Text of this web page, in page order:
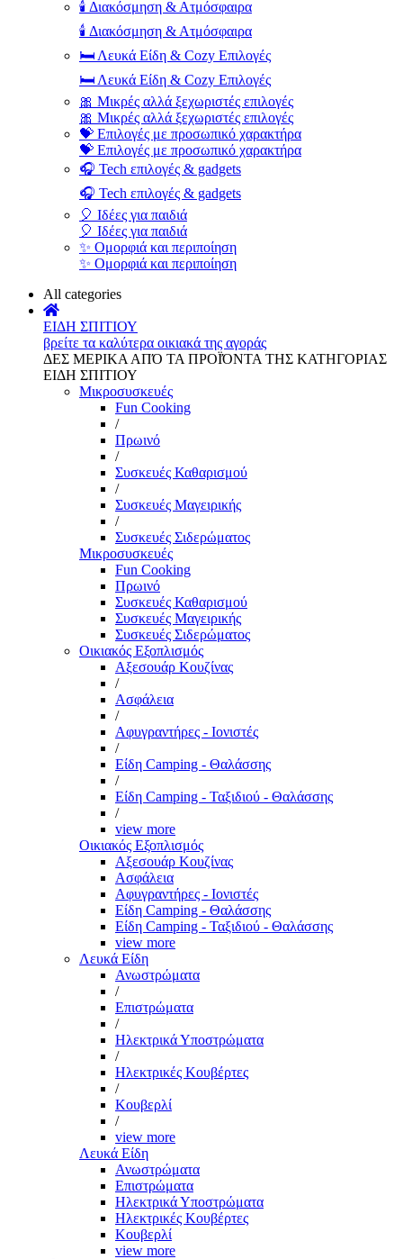
🕯️ Διακόσμηση & Ατμόσφαιρα
🕯️ Διακόσμηση & Ατμόσφαιρα
🛏️ Λευκά Είδη & Cozy Επιλογές
🛏️ Λευκά Είδη & Cozy Επιλογές
🎀 Μικρές αλλά ξεχωριστές επιλογές
🎀 Μικρές αλλά ξεχωριστές επιλογές
💝 Επιλογές με προσωπικό χαρακτήρα
💝 Επιλογές με προσωπικό χαρακτήρα
🎧 Tech επιλογές & gadgets
🎧 Tech επιλογές & gadgets
🎈 Ιδέες για παιδιά
🎈 Ιδέες για παιδιά
✨ Ομορφιά και περιποίηση
✨ Ομορφιά και περιποίηση
All categories
ΕΙΔΗ ΣΠΙΤΙΟΥ
βρείτε τα καλύτερα οικιακά της αγοράς
ΔΕΣ ΜΕΡΙΚΑ ΑΠΌ ΤΑ ΠΡΟΪΌΝΤΑ ΤΗΣ ΚΑΤΗΓΟΡΙΑΣ
ΕΙΔΗ ΣΠΙΤΙΟΥ
Μικροσυσκευές
Fun Cooking
/
Πρωινό
/
Συσκευές Καθαρισμού
/
Συσκευές Μαγειρικής
/
Συσκευές Σιδερώματος
Μικροσυσκευές
Fun Cooking
Πρωινό
Συσκευές Καθαρισμού
Συσκευές Μαγειρικής
Συσκευές Σιδερώματος
Οικιακός Εξοπλισμός
Αξεσουάρ Κουζίνας
/
Ασφάλεια
/
Αφυγραντήρες - Ιονιστές
/
Είδη Camping - Θαλάσσης
/
Είδη Camping - Ταξιδιού - Θαλάσσης
/
view more
Οικιακός Εξοπλισμός
Αξεσουάρ Κουζίνας
Ασφάλεια
Αφυγραντήρες - Ιονιστές
Είδη Camping - Θαλάσσης
Είδη Camping - Ταξιδιού - Θαλάσσης
view more
Λευκά Είδη
Ανωστρώματα
/
Επιστρώματα
/
Ηλεκτρικά Υποστρώματα
/
Ηλεκτρικές Κουβέρτες
/
Κουβερλί
/
view more
Λευκά Είδη
Ανωστρώματα
Επιστρώματα
Ηλεκτρικά Υποστρώματα
Ηλεκτρικές Κουβέρτες
Κουβερλί
view more